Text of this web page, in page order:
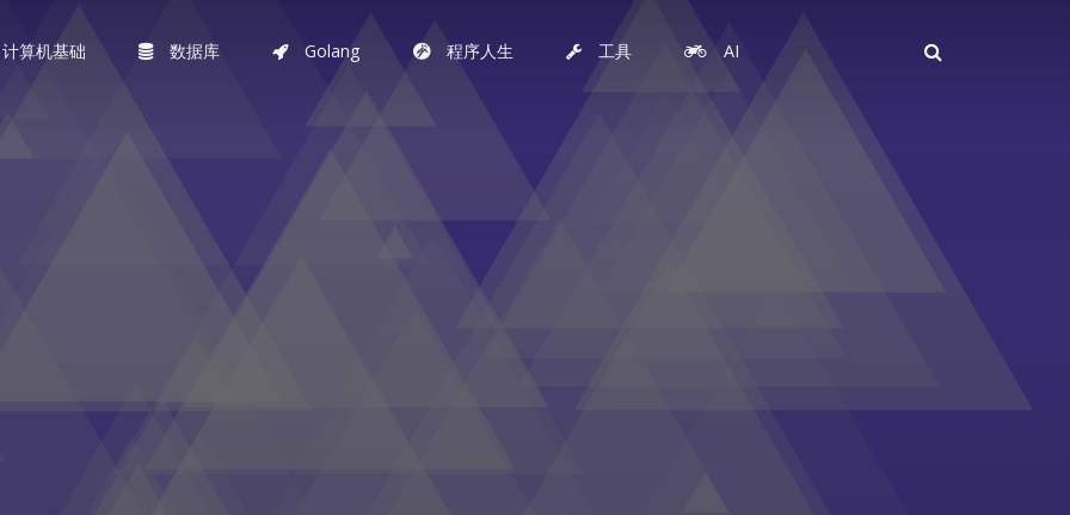
计算机基础 数据库 Golang 程序人生 工具 AI